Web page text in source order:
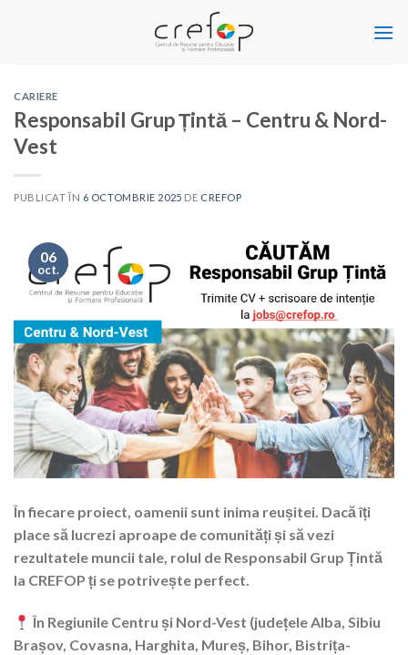
CARIERE
Responsabil Grup Țintă – Centru & Nord-
Vest
PUBLICAT ÎN 6 OCTOMBRIE 2025 DE CREFOP
06
oct.
În fiecare proiect, oamenii sunt inima reușitei. Dacă îți
place să lucrezi aproape de comunități și să vezi
rezultatele muncii tale, rolul de Responsabil Grup Țintă
la CREFOP ți se potrivește perfect.
În Regiunile Centru și Nord-Vest (județele Alba, Sibiu
Brașov, Covasna, Harghita, Mureș, Bihor, Bistrița-